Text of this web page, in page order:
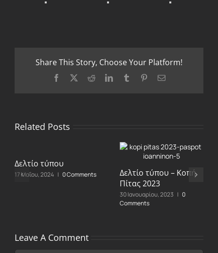
Share This Story, Choose Your Platform!
Facebook RedditLinkedInTumblr PinterestEmail
Related Posts
Δελτίο τύπου
17 Μαΐου, 2024 | 0 Comments
Δελτίο τύπου – Κοπή
Πίτας 2023
30 Ιανουαρίου, 2023 | 0
Comments
Leave A Comment